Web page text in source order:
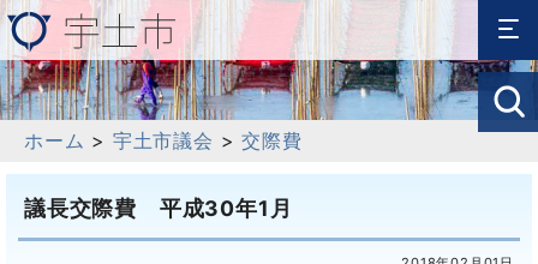
ホーム > 宇土市議会 >交際費
議長交際費 平成30年1月